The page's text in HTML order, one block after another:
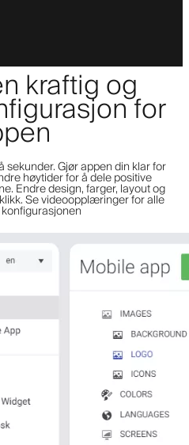
kraftig og
for
Gjør appen din klar for
høytider for å dele positive
Endre design, farger, layout og
Se videoopplæringer for alle